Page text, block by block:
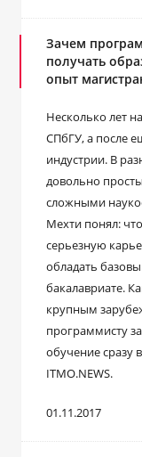
Зачем
получать
опыт
Несколько лет
СПбГУ, а после
индустрии. В
довольно
сложными
Мехти понял:
серьезную
обладать
бакалавриате.
крупным
программисту
обучение сразу
ITMO.NEWS.
01.11.2017